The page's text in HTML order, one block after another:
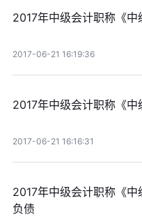
2017年中级会计职称《
2017-06-21 16:19:36
2017年中级会计职称《
2017-06-21 16:16:31
2017年中级会计职称《
负债